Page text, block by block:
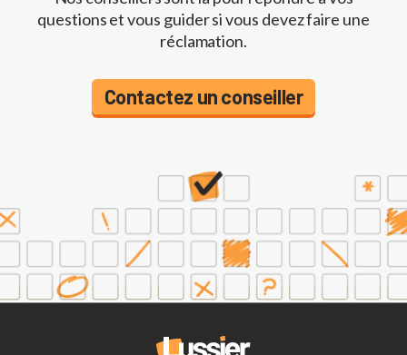
questions et vous guider si vous devez faire une
réclamation.
Contactez un conseiller